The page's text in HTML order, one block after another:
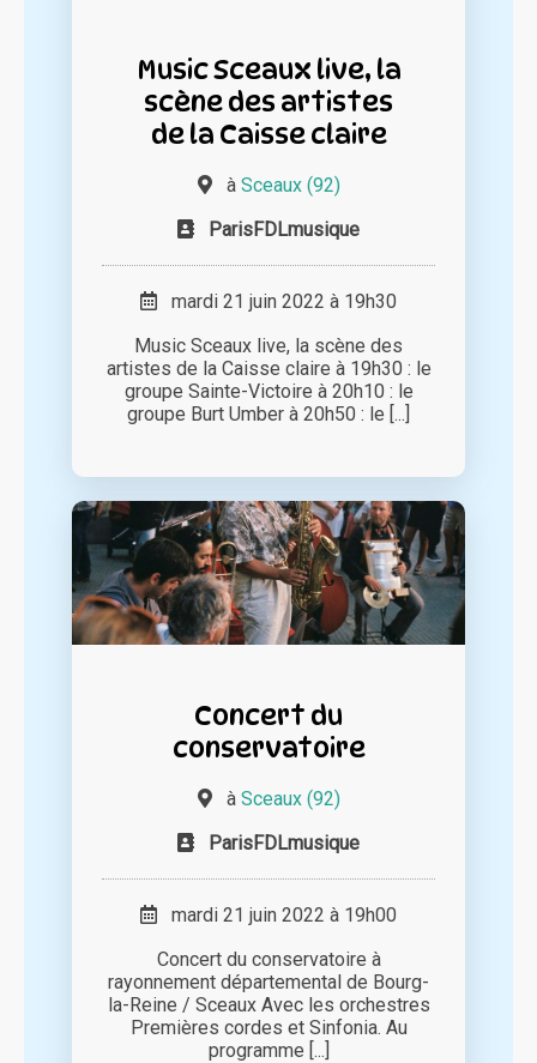
Music Sceaux live, la
scène des artistes
de la Caisse claire
à Sceaux (92)
ParisFDLmusique
mardi 21 juin 2022 à 19h30
Music Sceaux live, la scène des
artistes de la Caisse claire à 19h30 : le
groupe Sainte-Victoire à 20h10 : le
groupe Burt Umber à 20h50 : le [...]
Concert du
conservatoire
à Sceaux (92)
ParisFDLmusique
mardi 21 juin 2022 à 19h00
Concert du conservatoire à
rayonnement départemental de Bourg-
la-Reine / Sceaux Avec les orchestres
Premières cordes et Sinfonia. Au
programme [...]